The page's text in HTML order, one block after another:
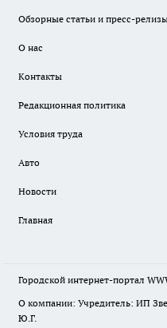
Обзорные статьи и пресс-
О нас
Контакты
Редакционная политика
Условия труда
Авто
Новости
Главная
Городской интернет-портал
О компании: Учредитель: ИП
Ю.Г.